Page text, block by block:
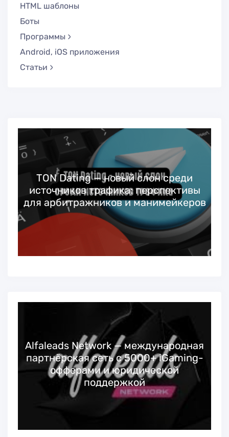
HTML шаблоны
Боты
Программы
Android, iOS приложения
Статьи
TON Dating — новый слон среди
источников трафика: перспективы
для арбитражников и манимейкеров
Alfaleads Network — международная
партнёрская сеть с 5000+ iGaming-
офферами и юридической
поддержкой